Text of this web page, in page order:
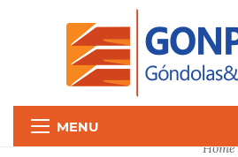
MENU
Home